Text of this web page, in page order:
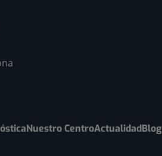
Nuestro CentroActualidadBlog